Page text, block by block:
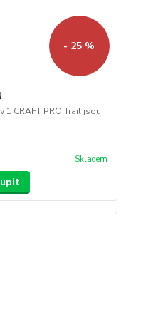
- 25 %
1 CRAFT PRO Trail jsou
Skladem